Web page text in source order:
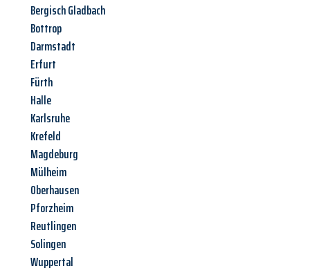
Bergisch Gladbach
Bottrop
Darmstadt
Erfurt
Fürth
Halle
Karlsruhe
Krefeld
Magdeburg
Mülheim
Oberhausen
Pforzheim
Reutlingen
Solingen
Wuppertal